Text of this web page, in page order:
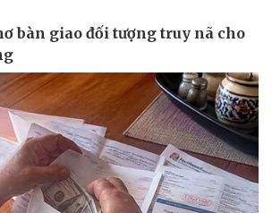
Nghệ sĩ
Thời trang
Sao Việt